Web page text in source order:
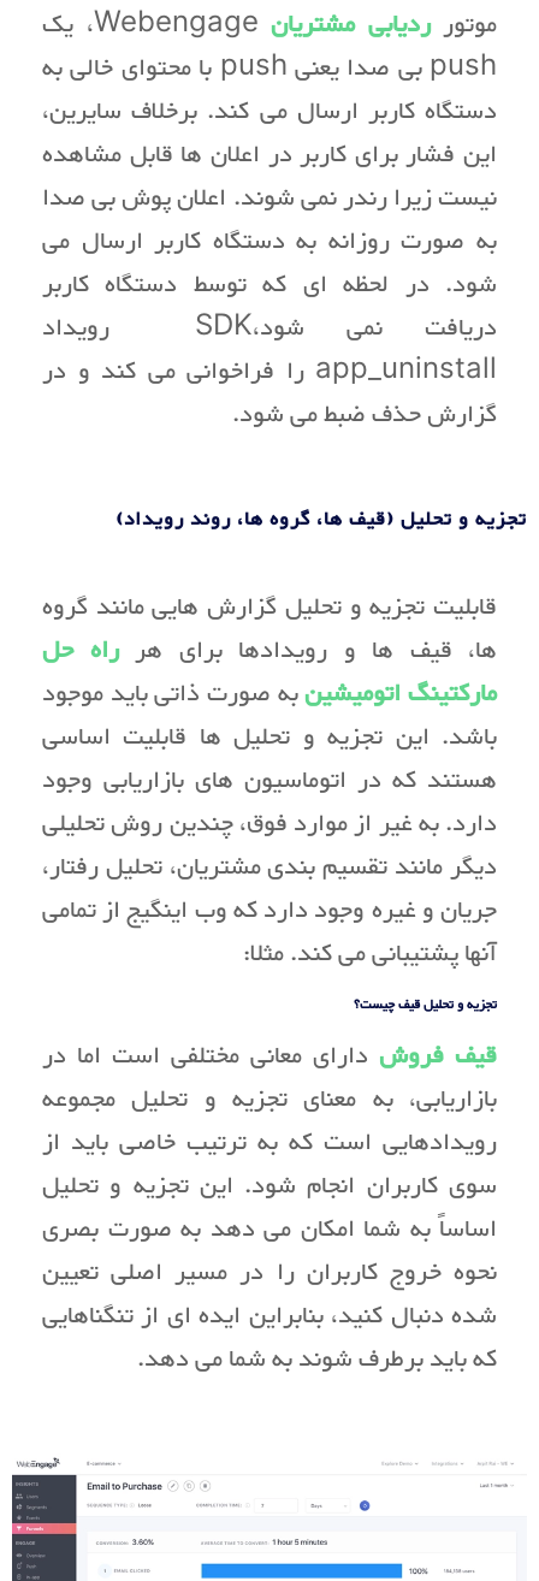
موتورردیابی مشتریان
Webengage، یک
push بی صدا یعنی push با محتوای خالی به
دستگاه کاربر ارسال می کند. برخلاف سایرین،
این فشار برای کاربر در اعلان ها قابل مشاهده
نیست زیرا رندر نمی شوند. اعلان پوش بی صدا
به صورت روزانه به دستگاه کاربر ارسال می
شود. در لحظه ای که توسط دستگاه کاربر
دریافت نمی شود،SDK رویداد
app_uninstall را فراخوانی می کند و در
گزارش حذف ضبط می شود.
تجزیه و تحلیل (قیف ها، گروه ها، روند رویداد)
قابلیت تجزیه و تحلیل گزارش هایی مانند گروه
ها، قیف ها و رویدادها برای هرراه حل
مارکتینگ اتومیشینبه صورت ذاتی باید موجود
باشد. این تجزیه و تحلیل ها قابلیت اساسی
هستند که در اتوماسیون های بازاریابی وجود
دارد. به غیر از موارد فوق، چندین روش تحلیلی
دیگر مانند تقسیم بندی مشتریان، تحلیل رفتار،
جریان و غیره وجود دارد که وب اینگیج از تمامی
آنها پشتیبانی می کند. مثلا:
تجزیه و تحلیل قیفچیست؟
قیف فروش دارای معانی مختلفی است اما در
بازاریابی، به معنای تجزیه و تحلیل مجموعه
رویدادهایی است که به ترتیب خاصی باید از
سوی کاربران انجام شود. این تجزیه و تحلیل
اساساً به شما امکان می دهد به صورت بصری
نحوه خروج کاربران را در مسیر اصلی تعیین
شده دنبال کنید، بنابراین ایده ای از تنگناهایی
که باید برطرف شوند به شما می دهد.